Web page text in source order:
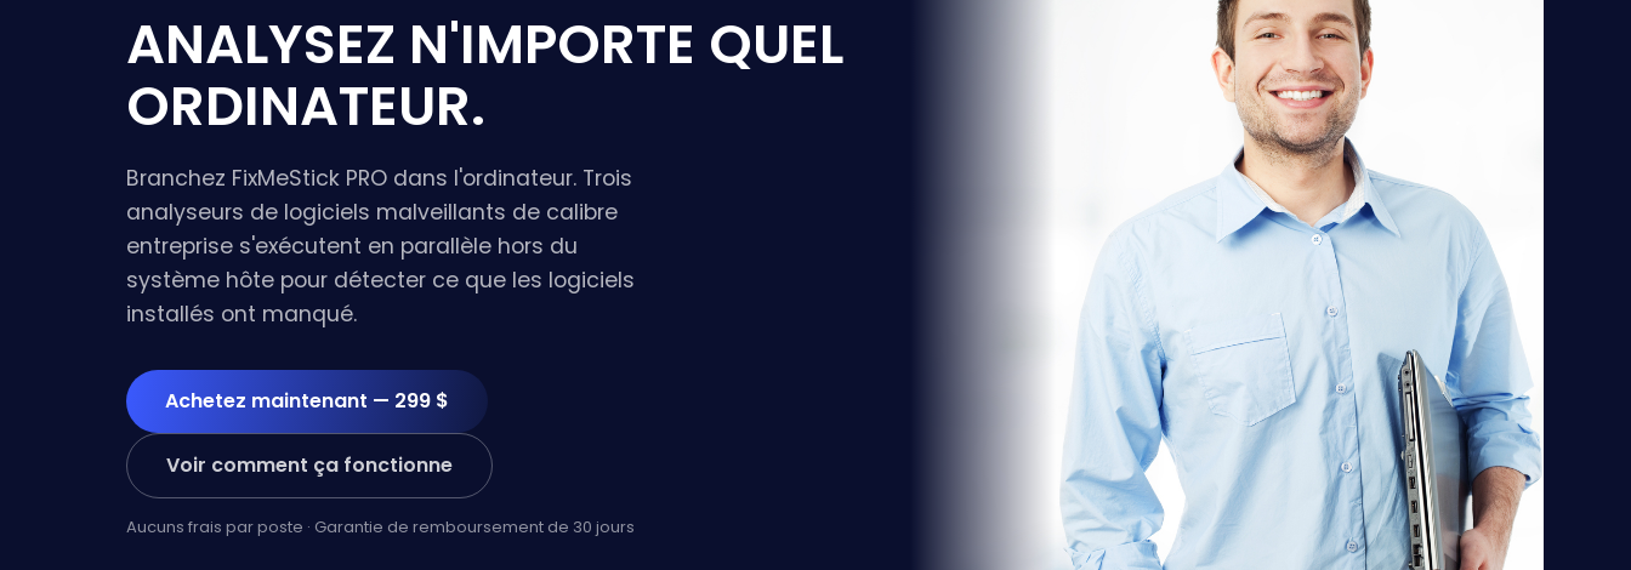
ANALYSEZ N'IMPORTE QUEL
ORDINATEUR.
Branchez FixMeStick PRO dans l'ordinateur. Trois
analyseurs de logiciels malveillants de calibre
entreprise s'exécutent en parallèle hors du
système hôte pour détecter ce que les logiciels
installés ont manqué.
Achetez maintenant — 299 $
Voir comment ça fonctionne
Aucuns frais par poste · Garantie de remboursement de 30 jours